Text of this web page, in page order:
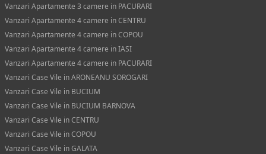
Vanzari Apartamente 3 camere in PACURARI
Vanzari Apartamente 4 camere in CENTRU
Vanzari Apartamente 4 camere in COPOU
Vanzari Apartamente 4 camere in IASI
Vanzari Apartamente 4 camere in PACURARI
Vanzari Case Vile in ARONEANU SOROGARI
Vanzari Case Vile in BUCIUM
Vanzari Case Vile in BUCIUM BARNOVA
Vanzari Case Vile in CENTRU
Vanzari Case Vile in COPOU
Vanzari Case Vile in GALATA